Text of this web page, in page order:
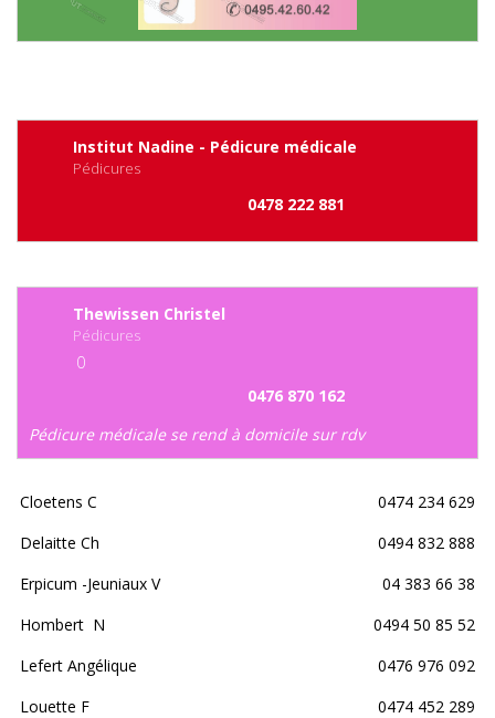
Institut Nadine - Pédicure médicale
Pédicures
0478 222 881
Thewissen Christel
Pédicures
0
0476 870 162
Pédicure médicale se rend à domicile sur rdv
Cloetens C
0474 234 629
Delaitte Ch
0494 832 888
Erpicum -Jeuniaux V
04 383 66 38
Hombert N
0494 50 85 52
Lefert Angélique
0476 976 092
Louette F
0474 452 289